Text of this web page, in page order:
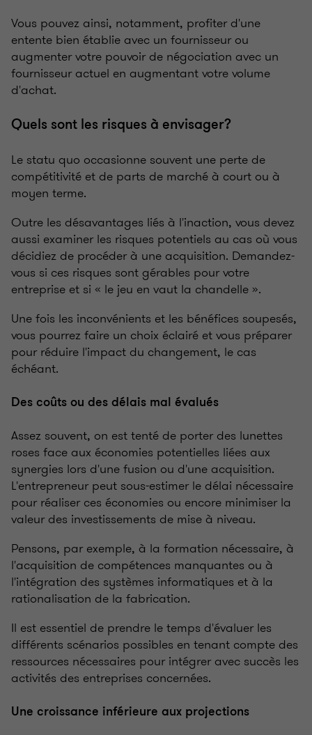
Vous pouvez ainsi, notamment, profiter d'une
entente bien établie avec un fournisseur ou
augmenter votre pouvoir de négociation avec un
fournisseur actuel en augmentant votre volume
d'achat.
Quels sont les risques à envisager?
Le statu quo occasionne souvent une perte de
compétitivité et de parts de marché à court ou à
moyen terme.
Outre les désavantages liés à l'inaction, vous devez
aussi examiner les risques potentiels au cas où vous
décidiez de procéder à une acquisition. Demandez-
vous si ces risques sont gérables pour votre
entreprise et si « le jeu en vaut la chandelle ».
Une fois les inconvénients et les bénéfices soupesés,
vous pourrez faire un choix éclairé et vous préparer
pour réduire l'impact du changement, le cas
échéant.
Des coûts ou des délais mal évalués
Assez souvent, on est tenté de porter des lunettes
roses face aux économies potentielles liées aux
synergies lors d'une fusion ou d'une acquisition.
L'entrepreneur peut sous-estimer le délai nécessaire
pour réaliser ces économies ou encore minimiser la
valeur des investissements de mise à niveau.
Pensons, par exemple, à la formation nécessaire, à
l'acquisition de compétences manquantes ou à
l'intégration des systèmes informatiques et à la
rationalisation de la fabrication.
Il est essentiel de prendre le temps d'évaluer les
différents scénarios possibles en tenant compte des
ressources nécessaires pour intégrer avec succès les
activités des entreprises concernées.
Une croissance inférieure aux projections